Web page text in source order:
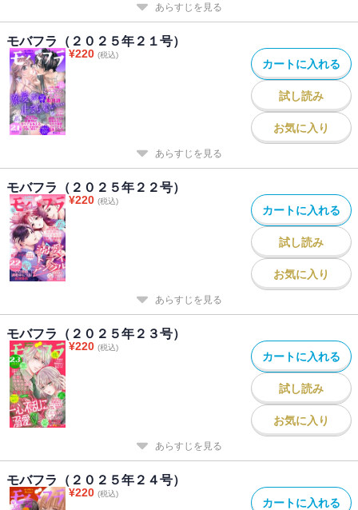
あらすじを見る
モバフラ（２０２５年２１号）
¥220 (税込)
カートに入れる
試し読み
お気に入り
あらすじを見る
モバフラ（２０２５年２２号）
¥220 (税込)
カートに入れる
試し読み
お気に入り
あらすじを見る
モバフラ（２０２５年２３号）
¥220 (税込)
カートに入れる
試し読み
お気に入り
あらすじを見る
モバフラ（２０２５年２４号）
¥220 (税込)
カートに入れる